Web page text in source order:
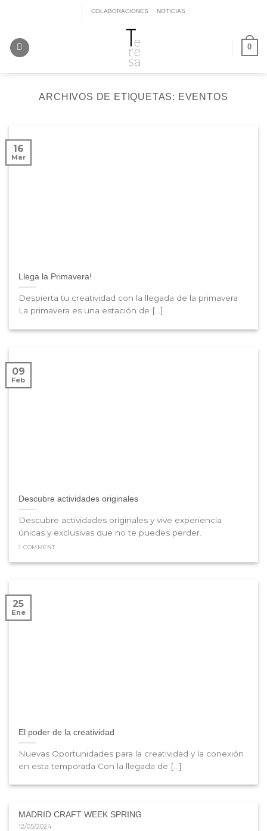
contenido
COLABORACIONES NOTICIAS
0
ARCHIVOS DE ETIQUETAS: EVENTOS
Llega la Primavera!
Despierta tu creatividad con la llegada de la primavera
La primavera es una estación de [...]
16
Mar
Descubre actividades originales
Descubre actividades originales y vive experiencia
únicas y exclusivas que no te puedes perder.
1 COMMENT
09
Feb
El poder de la creatividad
Nuevas Oportunidades para la creatividad y la conexión
en esta temporada Con la llegada de [...]
25
Ene
MADRID CRAFT WEEK SPRING
12/05/2024